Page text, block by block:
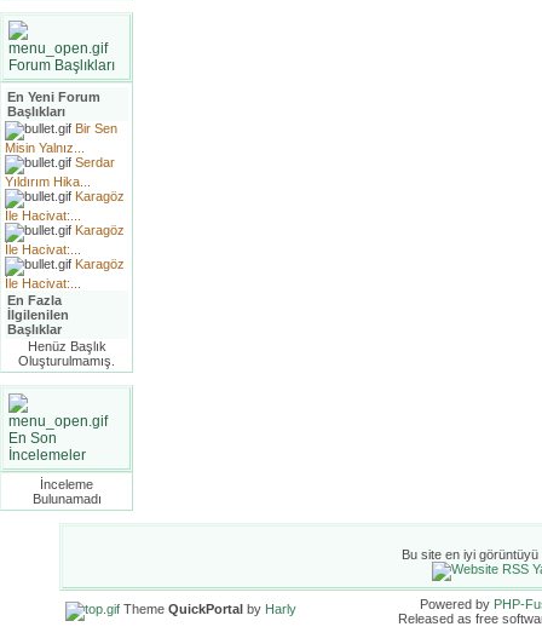
Forum Başlıkları
En Yeni Forum
Başlıkları
Bir Sen
Misin Yalnız...
Serdar
Yıldırım Hika...
Karagöz
İle Hacivat:...
Karagöz
İle Hacivat:...
Karagöz
İle Hacivat:...
En Fazla
İlgilenilen
Başlıklar
Henüz Başlık
Oluşturulmamış.
En Son
İncelemeler
İnceleme
Bulunamadı
Bu site en iyi görüntüyü
Theme QuickPortal by Harly Powered by PHP-
Released as free